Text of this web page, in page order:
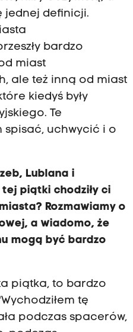
jednej definicji.
bardzo
miast
ale też inną od miast
kiedyś były
Te
spisać, uchwycić i o
Lublana i
tej piątki chodziły ci
Rozmawiamy o
a wiadomo, że
mogą być bardzo
piątka, to bardzo
tę
podczas spacerów,